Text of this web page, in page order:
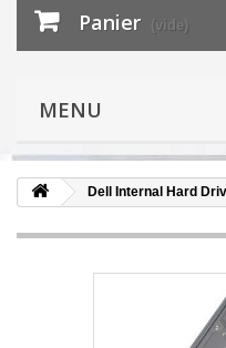
Panier (vide)
MENU
Dell Internal Hard